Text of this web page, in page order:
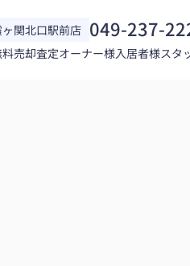
ヶ関北口駅前店 049-237-
売却査定オーナー様入居者様スタ